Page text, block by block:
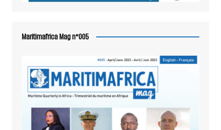
Maritimafrica Mag n°005